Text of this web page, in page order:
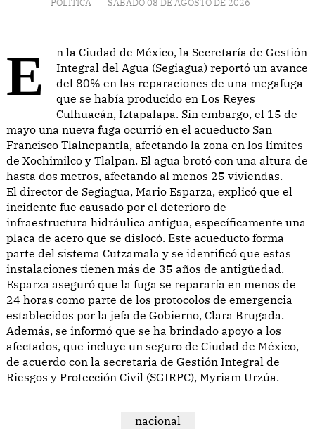
En la Ciudad de México, la Secretaría de Gestión
Integral del Agua (Segiagua) reportó un avance
del 80% en las reparaciones de una megafuga
que se había producido en Los Reyes
Culhuacán, Iztapalapa. Sin embargo, el 15 de
mayo una nueva fuga ocurrió en el acueducto San
Francisco Tlalnepantla, afectando la zona en los límites
de Xochimilco y Tlalpan. El agua brotó con una altura de
hasta dos metros, afectando al menos 25 viviendas.
El director de Segiagua, Mario Esparza, explicó que el
incidente fue causado por el deterioro de
infraestructura hidráulica antigua, específicamente una
placa de acero que se dislocó. Este acueducto forma
parte del sistema Cutzamala y se identificó que estas
instalaciones tienen más de 35 años de antigüedad.
Esparza aseguró que la fuga se repararía en menos de
24 horas como parte de los protocolos de emergencia
establecidos por la jefa de Gobierno, Clara Brugada.
Además, se informó que se ha brindado apoyo a los
afectados, que incluye un seguro de Ciudad de México,
de acuerdo con la secretaria de Gestión Integral de
Riesgos y Protección Civil (SGIRPC), Myriam Urzúa.
nacional